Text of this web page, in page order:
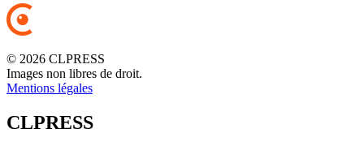
© 2026 CLPRESS
Images non libres de droit.
Mentions légales
CLPRESS